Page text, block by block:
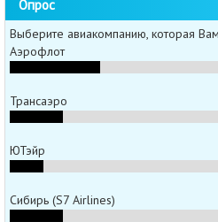
Опрос
Выберите авиакомпанию, которая
Аэрофлот
Трансаэро
ЮТэйр
Сибирь (S7 Airlines)